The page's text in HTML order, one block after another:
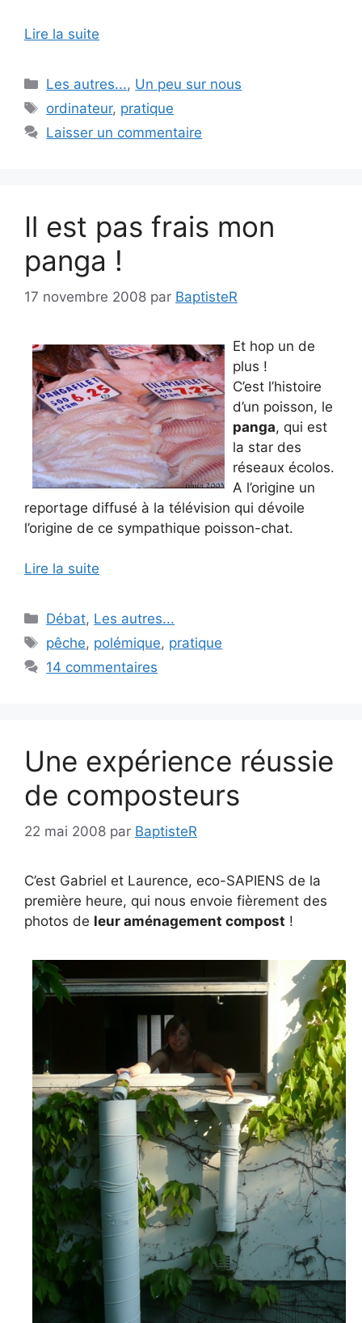
Lire la suite
Catégories
Les autres..., Un peu sur nous
Étiquettes
ordinateur, pratique
Laisser un commentaire
Il est pas frais mon
panga !
17 novembre 2008 par BaptisteR
Et hop un de
plus !
C’est l’histoire
d’un poisson, le
panga, qui est
la star des
réseaux écolos.
A l’origine un
reportage diffusé à la télévision qui dévoile
l’origine de ce sympathique poisson-chat.
Lire la suite
Catégories
Débat, Les autres...
Étiquettes
pêche, polémique, pratique
14 commentaires
Une expérience réussie
de composteurs
22 mai 2008 par BaptisteR
C’est Gabriel et Laurence, eco-SAPIENS de la
première heure, qui nous envoie fièrement des
photos de leur aménagement compost !